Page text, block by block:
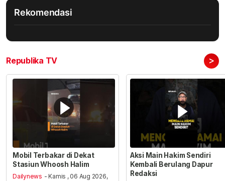
Rekomendasi
Republika TV >
Mobil Terbakar di Dekat
Stasiun Whoosh Halim
Dailynews - Kamis , 06 Aug 2026,
Aksi Main Hakim Sendiri
Kembali Berulang Dapur
Redaksi